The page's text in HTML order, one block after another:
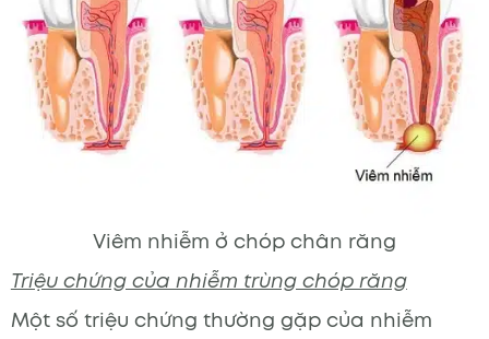
Viêm nhiễm ở chóp chân răng
Triệu chứng của nhiễm trùng chóp răng
Một số triệu chứng thường gặp của nhiễm